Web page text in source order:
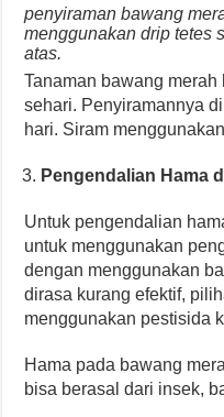
penyiraman bawang
menggunakan drip tetes
atas.
Tanaman bawang
sehari. Penyiramannya
hari. Siram
Pengendalian Hama
Untuk pengendalian
untuk menggunakan
dengan menggunakan
dirasa kurang efektif,
menggunakan pestisida
Hama pada bawang
bisa berasal dari insek,